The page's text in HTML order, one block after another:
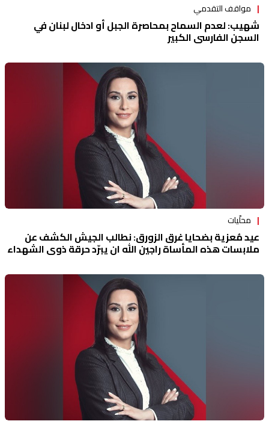
مواقف التقدمي
شهيب: لعدم السماح بمحاصرة الجبل أو ادخال لبنان في
السجن الفارسي الكبير
محلّيات
عيد مُعزية بضحايا غرق الزورق: نطالب الجيش الكشف عن
ملابسات هذه المأساة راجين الله ان يبرّد حرقة ذوي الشهداء